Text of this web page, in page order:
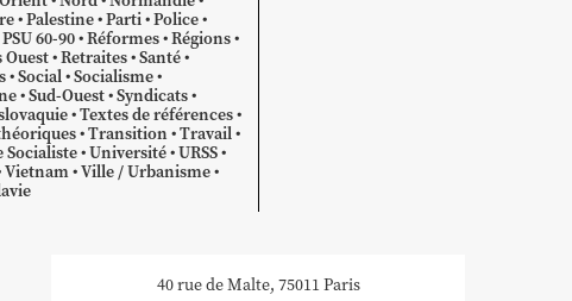
Palestine Parti Police
PSU 60-90 Réformes Régions
Ouest Retraites Santé
Social Socialisme
Sud-Ouest Syndicats
Textes de références
Transition Travail
Université URSS
Vietnam Ville / Urbanisme
40 rue de Malte, 75011 Paris